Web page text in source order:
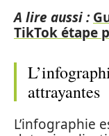
A lire aussi :
TikTok étape
attrayantes
L’infographie